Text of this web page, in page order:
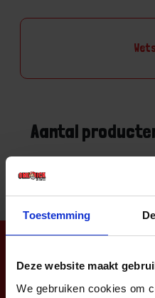
Toestemming
Deze website maakt
We gebruiken cookies om
Aantal